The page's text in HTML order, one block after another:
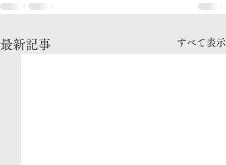
最新記事 すべて表示